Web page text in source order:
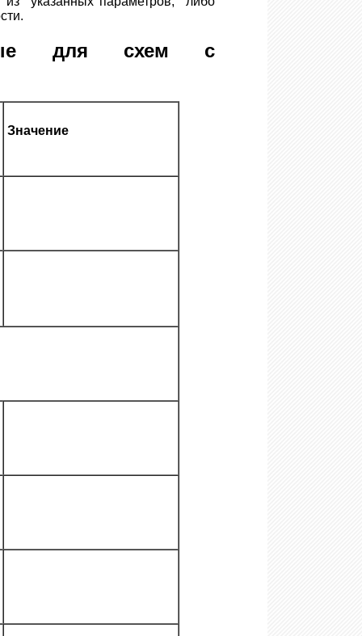
для схем с
Значение